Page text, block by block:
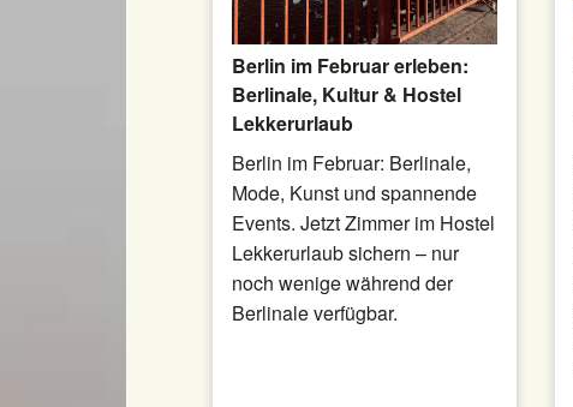
Berlin im Februar erleben:
Berlinale, Kultur & Hostel
Lekkerurlaub
Berlin im Februar: Berlinale,
Mode, Kunst und spannende
Events. Jetzt Zimmer im Hostel
Lekkerurlaub sichern – nur
noch wenige während der
Berlinale verfügbar.